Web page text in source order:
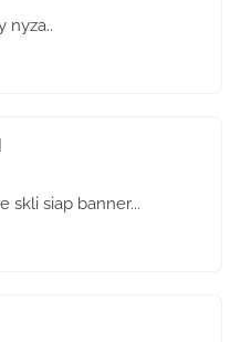
nyza..
skli siap banner...